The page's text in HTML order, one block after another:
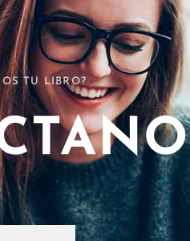
TU LIBRO?